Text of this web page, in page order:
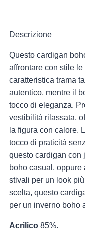
Descrizione
Questo cardigan
affrontare con stile
caratteristica trama
autentico, mentre il
tocco di eleganza.
vestibilità rilassata,
la figura con calore.
tocco di praticità
questo cardigan con
boho casual,
stivali per un look
scelta, questo
per un inverno boho
Acrilico 85%.